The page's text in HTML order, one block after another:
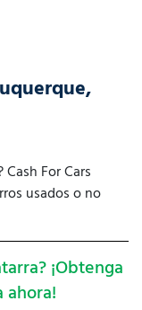
For Cars
usados ​​o no
¡Obtenga
ahora!